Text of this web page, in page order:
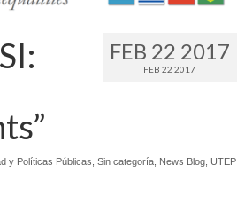
FEB 22 2017
FEB 22 2017
y Políticas Públicas Sin categoría News Blog UTEP